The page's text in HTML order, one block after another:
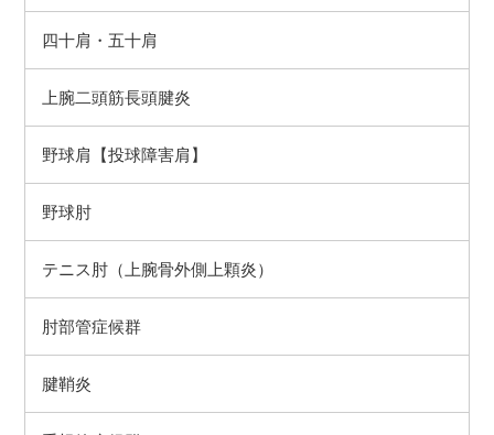
四十肩・五十肩
上腕二頭筋長頭腱炎
野球肩【投球障害肩】
野球肘
テニス肘（上腕骨外側上顆炎）
肘部管症候群
腱鞘炎